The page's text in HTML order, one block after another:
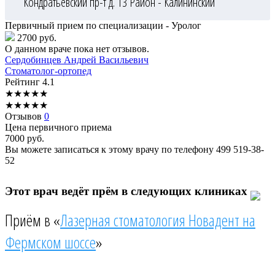
Первичный прием по специализации - Уролог
2700 руб.
О данном враче пока нет отзывов.
Сердобинцев Андрей Васильевич
Стоматолог-ортопед
Рейтинг 4.1
★★★★★
★★★★★
Отзывов 0
Цена первичного приема
7000 руб.
Вы можете записаться к этому врачу по телефону 499 519-38-
52
Этот врач ведёт прём в следующих клиниках
Приём в «Лазерная стоматология Новадент на
Фермском шоссе»